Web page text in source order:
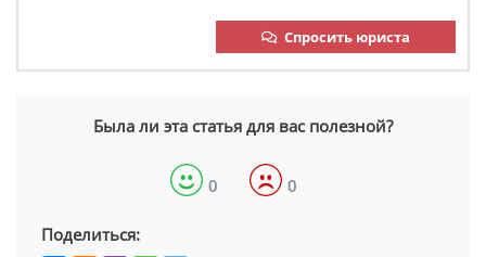
Спросить юриста
Была ли эта статья для вас полезной?
0 0
Поделиться: